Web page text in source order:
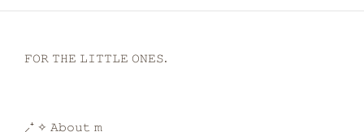
𝙵𝙾𝚁 𝚃𝙷𝙴 𝙻𝙸𝚃𝚃𝙻𝙴 𝙾𝙽𝙴𝚂.
⸝⁺ ✧ 𝙰𝚋𝚘𝚞𝚝 𝚖